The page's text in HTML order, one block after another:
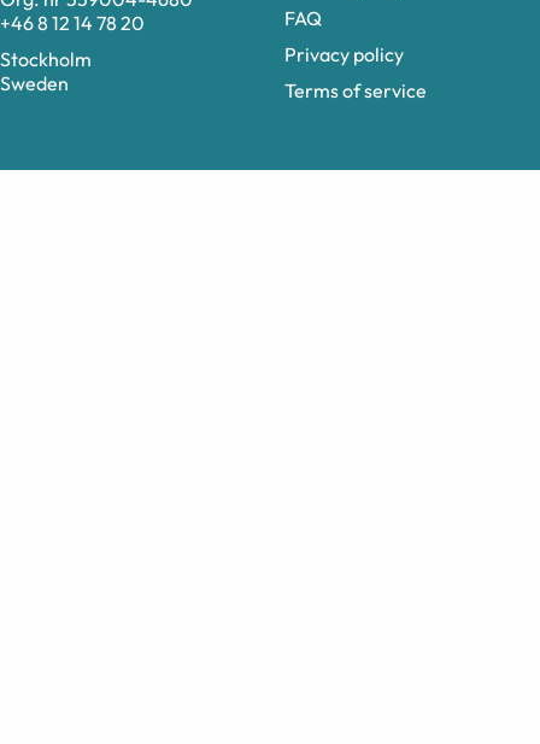
+46 8 12 14 78 20
Stockholm
Sweden
FAQ
Privacy policy
Terms of service